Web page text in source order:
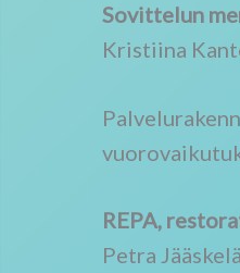
Sovittelun
Kristiina
REPA,
Petra